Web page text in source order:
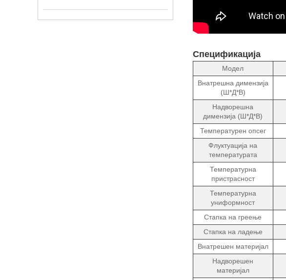
Спецификација
Модел
Внатрешна димензија
(Ш*Д*В)
Надворешна
димензија (Ш*Д*В)
Температурен опсег
Флуктуација на
температурата
Температурна
пристрасност
Температурна
униформност
Стапка на греење
Стапка на ладење
Внатрешен материјал
Надворешен
материјал